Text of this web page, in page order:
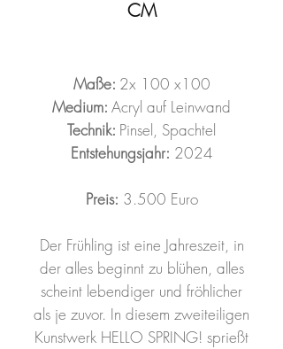
CM
Maße: 2x 100 x100
Medium: Acryl auf Leinwand
Technik: Pinsel, Spachtel
Entstehungsjahr: 2024
Preis: 3.500 Euro
Der Frühling ist eine Jahreszeit, in
der alles beginnt zu blühen, alles
scheint lebendiger und fröhlicher
als je zuvor. In diesem zweiteiligen
Kunstwerk HELLO SPRING! sprießt